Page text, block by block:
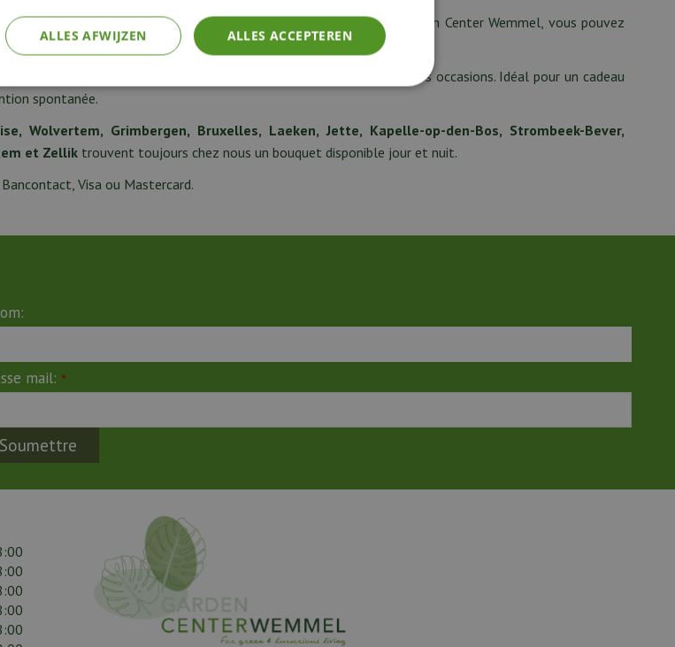
des heures d’ouverture ? Grâce au distributeur de fleurs de Garden Center Wemmel, vous pouvez
moment.
chaque jour avec des bouquets faits main, adaptés à toutes les occasions. Idéal pour un cadeau
spontanée.
Wolvertem, Grimbergen, Bruxelles, Laeken, Jette, Kapelle-op-den-Bos, Strombeek-Bever,
et Zellik trouvent toujours chez nous un bouquet disponible jour et nuit.
Visa ou Mastercard.
mail: *
ALLES ACCEPTEREN
ALLES AFWIJZEN